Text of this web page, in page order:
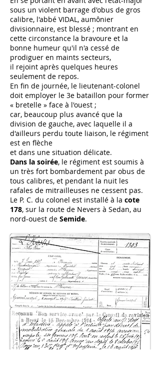
sous un violent barrage d'obus de gros
calibre, l'abbé VIDAL, aumônier
divisionnaire, est blessé ; montrant en
cette circonstance la bravoure et la
bonne humeur qu'il n'a cessé de
prodiguer en maints secteurs,
il rejoint après quelques heures
seulement de repos.
En fin de journée, le lieutenant-colonel
doit employer le 3e bataillon pour former
« bretelle » face à l'ouest ;
car, beaucoup plus avancé que la
division de gauche, avec laquelle il a
d'ailleurs perdu toute liaison, le régiment
est en flèche
et dans une situation délicate.
Dans la soirée, le régiment est soumis à
un très fort bombardement par obus de
tous calibres, et pendant la nuit les
rafales de mitrailleuses ne cessent pas.
Le P. C. du colonel est installé à la cote
178, sur la route de Nevers à Sedan, au
nord-ouest de Semide.